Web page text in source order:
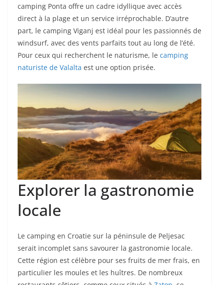
camping Ponta offre un cadre idyllique avec accès
direct à la plage et un service irréprochable. D’autre
part, le camping Viganj est idéal pour les passionnés de
windsurf, avec des vents parfaits tout au long de l’été.
Pour ceux qui recherchent le naturisme, le camping
naturiste de Valalta est une option prisée.
Explorer la gastronomie
locale
Le camping en Croatie sur la péninsule de Peljesac
serait incomplet sans savourer la gastronomie locale.
Cette région est célèbre pour ses fruits de mer frais, en
particulier les moules et les huîtres. De nombreux